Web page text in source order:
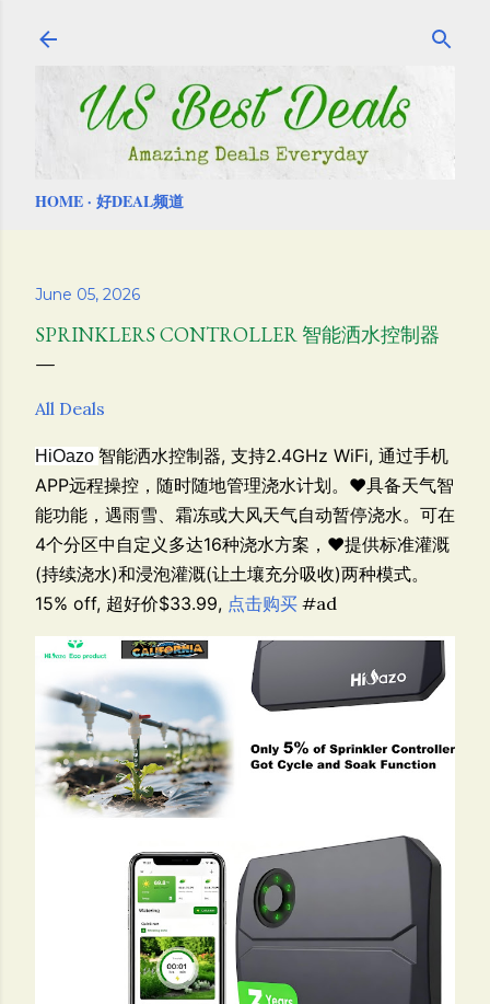
HOME 好DEAL频道
June 05, 2026
SPRINKLERS CONTROLLER 智能洒水控制器
All Deals
HiOazo 智能洒水控制器, 支持2.4GHz WiFi, 通过手机
APP远程操控，随时随地管理浇水计划。❤具备天气智
能功能，遇雨雪、霜冻或大风天气自动暂停浇水。可在
4个分区中自定义多达16种浇水方案，❤提供标准灌溉
(持续浇水)和浸泡灌溉(让土壤充分吸收)两种模式。
15% off, 超好价$33.99, 点击购买 #ad